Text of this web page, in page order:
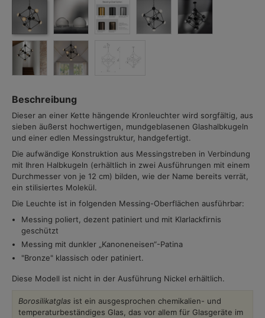
Beschreibung
Dieser an einer Kette hängende Kronleuchter wird sorgfältig, aus
sieben äußerst hochwertigen, mundgeblasenen Glashalbkugeln
und einer edlen Messingstruktur, handgefertigt.
Die aufwändige Konstruktion aus Messingstreben in Verbindung
mit Ihren Halbkugeln (erhältlich in zwei Ausführungen mit einem
Durchmesser von je 12 cm) bilden, wie der Name bereits verrät,
ein stilisiertes Molekül.
Die Leuchte ist in folgenden Messing-Oberflächen ausführbar:
Messing poliert, dezent patiniert und mit Klarlackfirnis
geschützt
Messing mit dunkler „Kanoneneisen“-Patina
"Bronze" klassisch oder patiniert.
Diese Modell ist nicht in der Ausführung Nickel erhältlich.
Borosilikatglas ist ein ausgesprochen chemikalien- und
temperaturbeständiges Glas, das vor allem für Glasgeräte im